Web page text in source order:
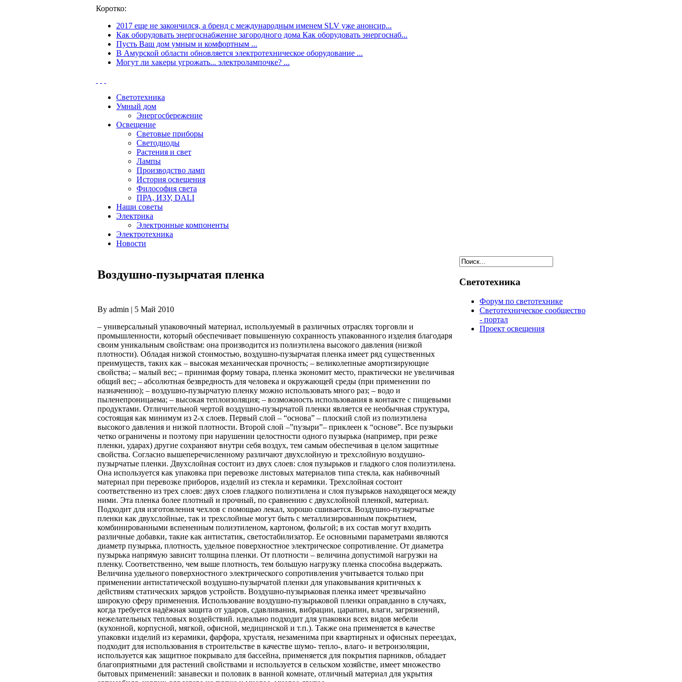
Коротко:
2017 еще не закончился, а бренд с международным именем SLV уже анонсир...
Как оборудовать энергоснабжение загородного дома Как оборудовать энергоснаб...
Пусть Ваш дом умным и комфортным ...
В Амурской области обновляется электротехническое оборудование ...
Могут ли хакеры угрожать... электролампочке? ...
Светотехника
Умный дом
Энергосбережение
Освещение
Световые приборы
Светодиоды
Растения и свет
Лампы
Производство ламп
История освещения
Философия света
ПРА, ИЗУ, DALI
Наши советы
Электрика
Электронные компоненты
Электротехника
Новости
Воздушно-пузырчатая пленка
By admin | 5 Май 2010
– универсальный упаковочный материал, используемый в различных отраслях торговли и
промышленности, который обеспечивает повышенную сохранность упакованного изделия благодаря
своим уникальным свойствам: она производится из полиэтилена высокого давления (низкой
плотности). Обладая низкой стоимостью, воздушно-пузырчатая пленка имеет ряд существенных
преимуществ, таких как – высокая механическая прочность; – великолепные амортизирующие
свойства; – малый вес; – принимая форму товара, пленка экономит место, практически не увеличивая
общий вес; – абсолютная безвредность для человека и окружающей среды (при применении по
назначению); – воздушно-пузырчатую пленку можно использовать много раз; – водо и
пыленепроницаема; – высокая теплоизоляция; – возможность использования в контакте с пищевыми
продуктами. Отличительной чертой воздушно-пузырчатой пленки является ее необычная структура,
состоящая как минимум из 2-х слоев. Первый слой – “основа” – плоский слой из полиэтилена
высокого давления и низкой плотности. Второй слой –”пузыри”– приклеен к “основе”. Все пузырьки
четко ограничены и поэтому при нарушении целостности одного пузырька (например, при резке
пленки, ударах) другие сохраняют внутри себя воздух, тем самым обеспечивая в целом защитные
свойства. Согласно вышеперечисленному различают двухслойную и трехслойную воздушно-
пузырчатые пленки. Двухслойная состоит из двух слоев: слоя пузырьков и гладкого слоя полиэтилена.
Она используется как упаковка при перевозке листовых материалов типа стекла, как набивочный
материал при перевозке приборов, изделий из стекла и керамики. Трехслойная состоит
соответственно из трех слоев: двух слоев гладкого полиэтилена и слоя пузырьков находящегося между
ними. Эта пленка более плотный и прочный, по сравнению с двухслойной пленкой, материал.
Подходит для изготовления чехлов с помощью лекал, хорошо сшивается. Воздушно-пузырчатые
пленки как двухслойные, так и трехслойные могут быть с металлизированным покрытием,
комбинированными вспененным полиэтиленом, картоном, фольгой; в их состав могут входить
различные добавки, такие как антистатик, светостабилизатор. Ее основными параметрами являются
диаметр пузырька, плотность, удельное поверхностное электрическое сопротивление. От диаметра
пузырька напрямую зависит толщина пленки. От плотности – величина допустимой нагрузки на
пленку. Соответственно, чем выше плотность, тем большую нагрузку пленка способна выдержать.
Величина удельного поверхностного электрического сопротивления учитывается только при
применении антистатической воздушно-пузырчатой пленки для упаковывания критичных к
действиям статических зарядов устройств. Воздушно-пузырьковая пленка имеет чрезвычайно
широкую сферу применения. Использование воздушно-пузырьковой пленки оправданно в случаях,
когда требуется надёжная защита от ударов, сдавливания, вибрации, царапин, влаги, загрязнений,
нежелательных тепловых воздействий. идеально подходит для упаковки всех видов мебели
(кухонной, корпусной, мягкой, офисной, медицинской и т.п.). Также она применяется в качестве
упаковки изделий из керамики, фарфора, хрусталя, незаменима при квартирных и офисных переездах,
подходит для использования в строительстве в качестве шумо- тепло-, влаго- и ветроизоляции,
используется как защитное покрывало для бассейна, применяется для покрытия парников, обладает
благоприятными для растений свойствами и используется в сельском хозяйстве, имеет множество
бытовых применений: занавески и половик в ванной комнате, отличный материал для укрытия
Светотехника
Форум по светотехнике
Светотехническое сообщество
- портал
Проект освещения